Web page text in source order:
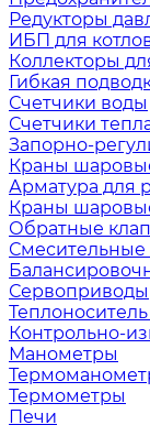
Редукторы
ИБП для
Коллекторы
Гибкая
Счетчики воды
Счетчики
Запорно-
Краны
Арматура для
Краны
Обратные
Смесительные
Сервоприводы
Контрольно-
Манометры
Термометры
Печи